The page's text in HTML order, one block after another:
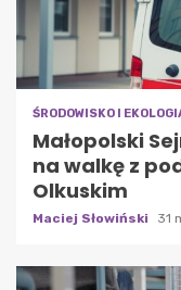
ŚRODOWISKO I
Małopolski
na walkę z
Olkuskim
Maciej Słowiński 31